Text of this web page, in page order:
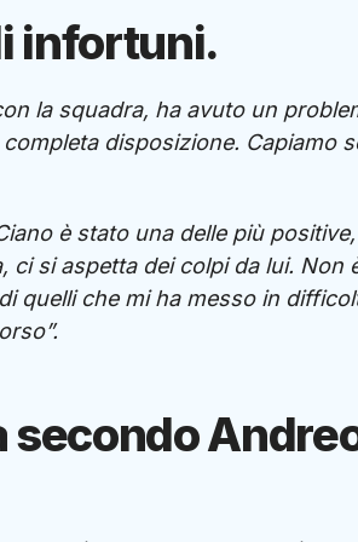
infortuni.
la squadra, ha avuto un
disposizione. Capiamo
è stato una delle più
si aspetta dei colpi da lui. Non
quelli che mi ha messo in
secondo